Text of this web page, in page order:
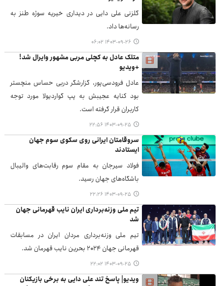
گلزنی علی دایی در دیداری خیریه سوژه‌ طنز به
رسانه‌ها داد.
۱۴۰۳-۰۹-۲۶ ۰۶:۰۲
متلک عادل به کچلی مربی مشهور وایرال شد!
+ویدیو
عادل فرودسی‌پور، گزارشگر دربی حساس منچستر
بود کنایه عجیبش به پپ گواردیولا مورد توجه
کاربران قرار گرفته است.
۱۴۰۳-۰۹-۲۵ ۲۲:۵۶
سروقامتان ایرانی روی سکوی سوم جهان
ایستادند
فولاد سیرجان به مقام سوم رقابت‌های والیبال
باشگاه‌های جهان رسید.
۱۴۰۳-۰۹-۲۵ ۲۲:۲۶
تیم ملی وزنه‌برداری ایران نایب قهرمانی جهان
شد
تیم ملی وزنه‌برداری مردان ایران در مسابقات
قهرمانی جهان ۲۰۲۴ بحرین نایب قهرمان شد.
۱۴۰۳-۰۹-۲۵ ۲۲:۰۲
ویدیو| پاسخ تند علی دایی به برخی بازیکنان